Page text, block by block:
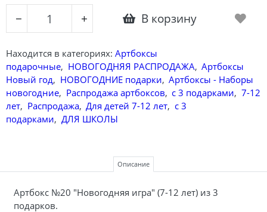
− + В корзину
Находится в категориях: Артбоксы
подарочные, НОВОГОДНЯЯ РАСПРОДАЖА, Артбоксы
Новый год, НОВОГОДНИЕ подарки, Артбоксы - Наборы
новогодние, Распродажа артбоксов, с 3 подарками, 7-12
лет, Распродажа, Для детей 7-12 лет, с 3
подарками, ДЛЯ ШКОЛЫ
Описание
Артбокс №20 "Новогодняя игра" (7-12 лет)из 3
подарков.